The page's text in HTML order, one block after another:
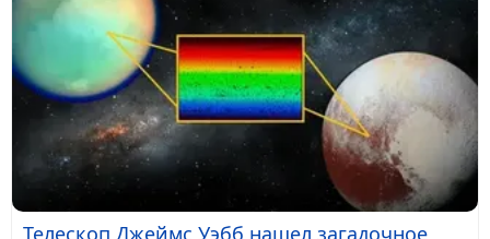
Телескоп Джеймс Уэбб нашел загадочное